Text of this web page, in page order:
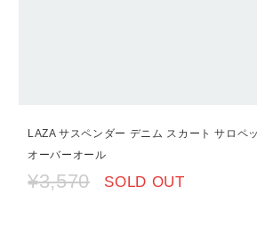
LAZA サスペンダー デニム スカート サロペ
オーバーオール
¥3,570 SOLD OUT